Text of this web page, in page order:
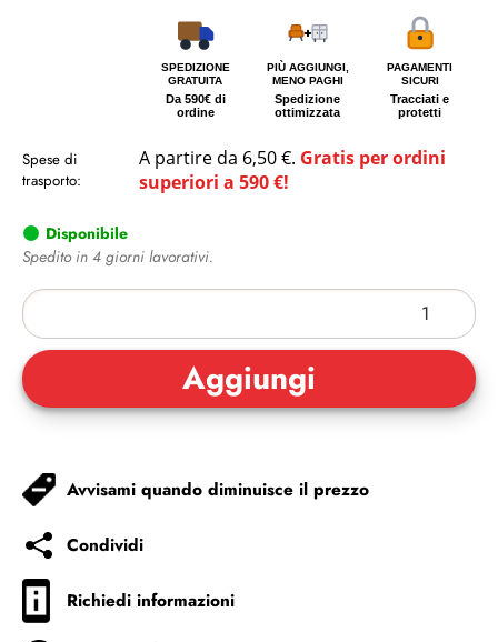
SPEDIZIONE
GRATUITA
Da 590€ di
ordine
PIÙ AGGIUNGI,
MENO PAGHI
Spedizione
ottimizzata
PAGAMENTI
SICURI
Tracciati e
protetti
Spese di
trasporto:
A partire da 6,50 €. Gratis per ordini
superiori a 590 €!
Disponibile
Spedito in 4 giorni lavorativi.
Avvisami quando diminuisce il prezzo
Condividi
Richiedi informazioni